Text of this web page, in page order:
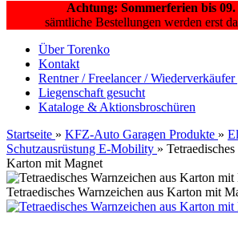
Achtung: Sommerferien bis
sämtliche Bestellungen werden erst
Über Torenko
Kontakt
Rentner / Freelancer / Wiederverkäufer
Liegenschaft gesucht
Kataloge & Aktionsbroschüren
Startseite » KFZ-Auto Garagen Produkte »
Schutzausrüstung E-Mobility »
Karton mit Magnet
Tetraedisches Warnzeichen aus Karton mit